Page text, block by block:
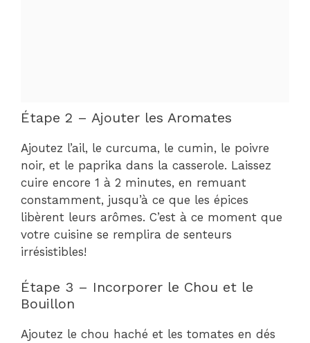
Étape 2 – Ajouter les Aromates
Ajoutez l’ail, le curcuma, le cumin, le poivre
noir, et le paprika dans la casserole. Laissez
cuire encore 1 à 2 minutes, en remuant
constamment, jusqu’à ce que les épices
libèrent leurs arômes. C’est à ce moment que
votre cuisine se remplira de senteurs
irrésistibles!
Étape 3 – Incorporer le Chou et le
Bouillon
Ajoutez le chou haché et les tomates en dés